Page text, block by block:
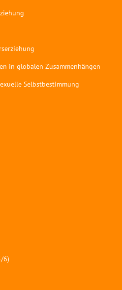
in globalen Zusammenhängen
Selbstbestimmung
6)